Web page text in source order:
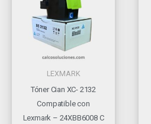
LEXMARK
Tóner Cian XC- 2132
Compatible con
Lexmark – 24XBB6008 C